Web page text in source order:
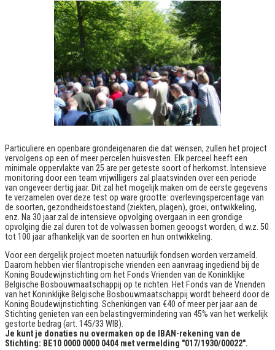
Particuliere en openbare grondeigenaren die dat wensen, zullen het project
vervolgens op een of meer percelen huisvesten. Elk perceel heeft een
minimale oppervlakte van 25 are per geteste soort of herkomst. Intensieve
monitoring door een team vrijwilligers zal plaatsvinden over een periode
van ongeveer dertig jaar. Dit zal het mogelijk maken om de eerste gegevens
te verzamelen over deze test op ware grootte: overlevingspercentage van
de soorten, gezondheidstoestand (ziekten, plagen), groei, ontwikkeling,
enz. Na 30 jaar zal de intensieve opvolging overgaan in een grondige
opvolging die zal duren tot de volwassen bomen geoogst worden, d.w.z. 50
tot 100 jaar afhankelijk van de soorten en hun ontwikkeling.
Voor een dergelijk project moeten natuurlijk fondsen worden verzameld.
Daarom hebben vier filantropische vrienden een aanvraag ingediend bij de
Koning Boudewijnstichting om het Fonds Vrienden van de Koninklijke
Belgische Bosbouwmaatschappij op te richten. Het Fonds van de Vrienden
van het Koninklijke Belgische Bosbouwmaatschappij wordt beheerd door de
Koning Boudewijnstichting. Schenkingen van €40 of meer per jaar aan de
Stichting genieten van een belastingvermindering van 45% van het werkelijk
gestorte bedrag (art. 145/33 WIB).
Je kunt je donaties nu overmaken op de IBAN-rekening van de
Stichting: BE10 0000 0000 0404 met vermelding "017/1930/00022".